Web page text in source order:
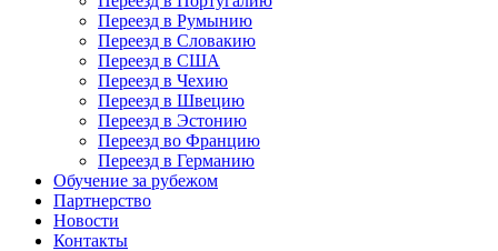
Переезд в Румынию
Переезд в Словакию
Переезд в США
Переезд в Чехию
Переезд в Швецию
Переезд в Эстонию
Переезд во Францию
Переезд в Германию
Обучение за рубежом
Партнерство
Новости
Контакты